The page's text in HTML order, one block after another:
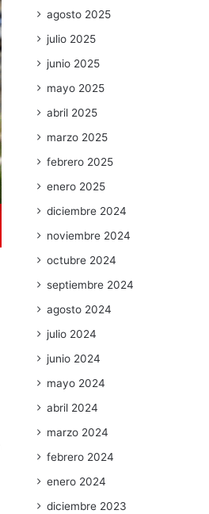
agosto 2025
julio 2025
junio 2025
mayo 2025
abril 2025
marzo 2025
febrero 2025
enero 2025
diciembre 2024
noviembre 2024
octubre 2024
septiembre 2024
agosto 2024
julio 2024
junio 2024
mayo 2024
abril 2024
marzo 2024
febrero 2024
enero 2024
diciembre 2023